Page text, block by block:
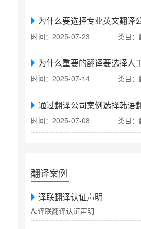
为什么要选择专业英文翻译
时间：2025-07-23 类目
为什么重要的翻译要选择人
时间：2025-07-14 类目
通过翻译公司案例选择韩语
时间：2025-07-08 类目
翻译案例
译联翻译认证声明
A:译联翻译认证声明